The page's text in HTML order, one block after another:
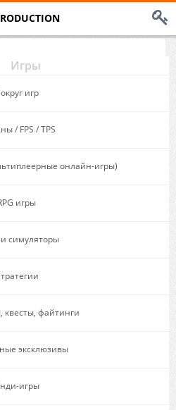
Игры
игр
/ FPS / TPS
онлайн-игры)
игры
симуляторы
квесты, файтинги
эксклюзивы
игры